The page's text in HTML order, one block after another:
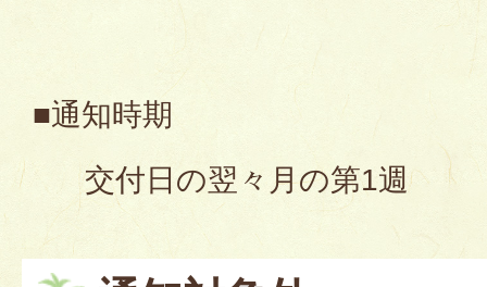
■通知時期
交付日の翌々月の第1週